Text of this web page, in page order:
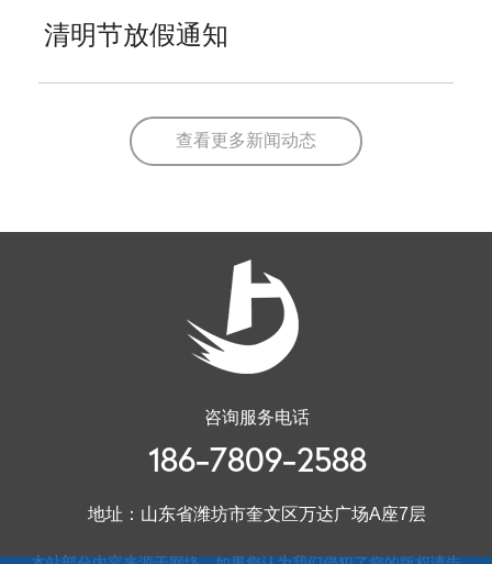
清明节放假通知
查看更多新闻动态
咨询服务电话
186-7809-2588
地址：山东省潍坊市奎文区万达广场A座7层